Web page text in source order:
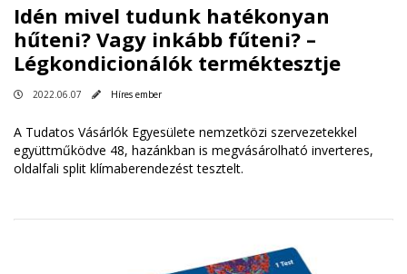
Idén mivel tudunk hatékonyan
hűteni? Vagy inkább fűteni? –
Légkondicionálók terméktesztje
2022.06.07 Híres ember
A Tudatos Vásárlók Egyesülete nemzetközi szervezetekkel
együttműködve 48, hazánkban is megvásárolható inverteres,
oldalfali split klímaberendezést tesztelt.